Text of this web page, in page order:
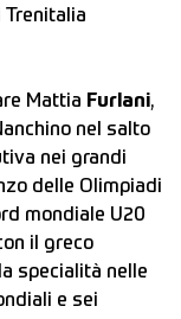
Trenitalia
Mattia Furlani,
nel salto
nei grandi
delle Olimpiadi
mondiale U20
il greco
specialità nelle
e sei